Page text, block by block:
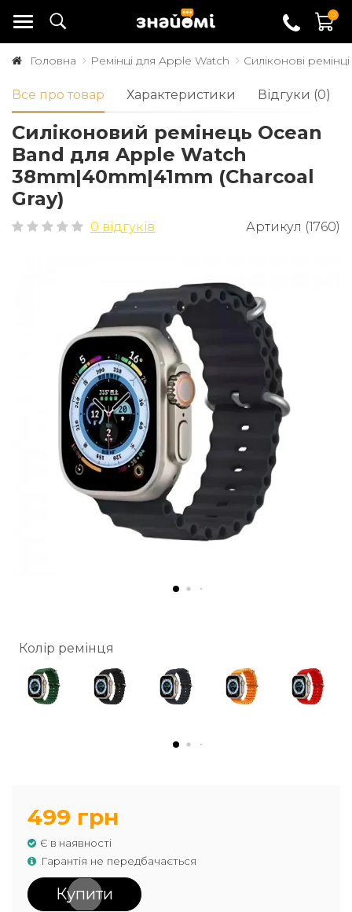
0
Головна Ремінці для Apple Watch Силіконові ремінці
Все про товар Характеристики Відгуки (0)
Cиліконовий ремінець Ocean
Band для Apple Watch
38mm|40mm|41mm (Charcoal
Gray)
0 відгуків Артикул (1760)
Колір ремінця
499 грн
Є в наявності
Гарантія не передбачається
Купити